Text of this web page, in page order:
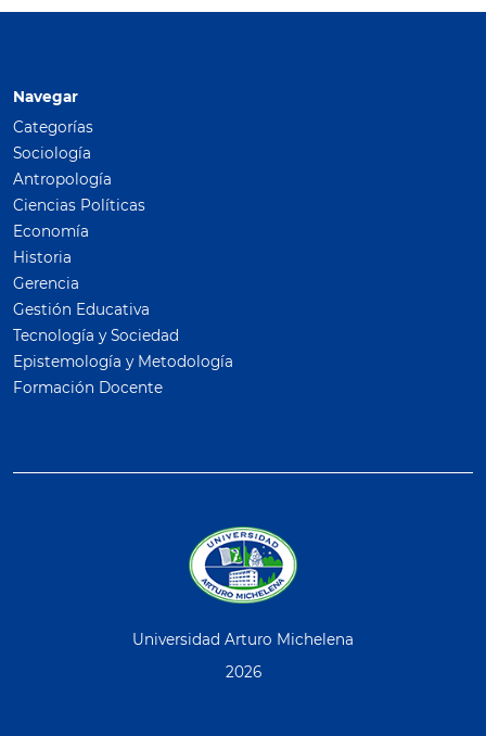
Navegar
Categorías
Sociología
Antropología
Ciencias Políticas
Economía
Historia
Gerencia
Gestión Educativa
Tecnología y Sociedad
Epistemología y Metodología
Formación Docente
Universidad Arturo Michelena
2026